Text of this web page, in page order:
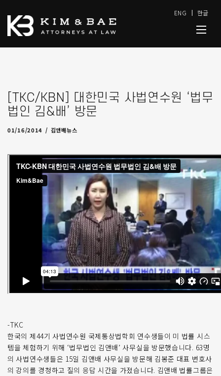
ENG 한글
[TKC/KBN] 대한민국 사법연수원 ‘법무
법인 김&배’ 방문
01/16/2014
04/10/2014 김앤배뉴스
byadmin
-TKC
한국의 제44기 사법연수원 국제통상법학회 연수생들이 미 법률 시스
템을 체험하기 위해 ‘법무법인 김앤배’ 사무실을 방문했습니다. 63명
의 사법연수생들은 15일 김앤배 사무실을 방문해 김봉준 대표 변호사
의 강의를 경청하고 질의 응답 시간을 가졌습니다. 김앤배 법률그룹은